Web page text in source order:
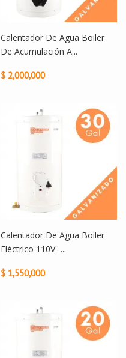
Calentador De Agua Boiler
De Acumulación A...
$ 2,000,000
Calentador De Agua Boiler
Eléctrico 110V -...
$ 1,550,000